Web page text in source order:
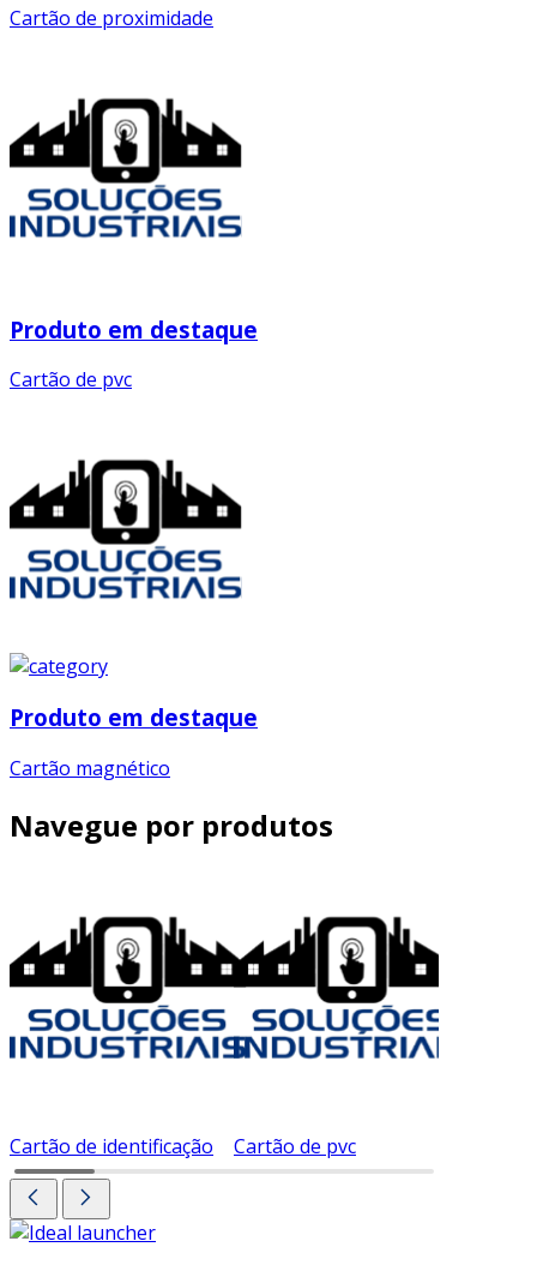
Cartão de proximidade
Produto em destaque
Cartão de pvc
Produto em destaque
Cartão magnético
Navegue por produtos
Cartão de identificação Cartão de pvc